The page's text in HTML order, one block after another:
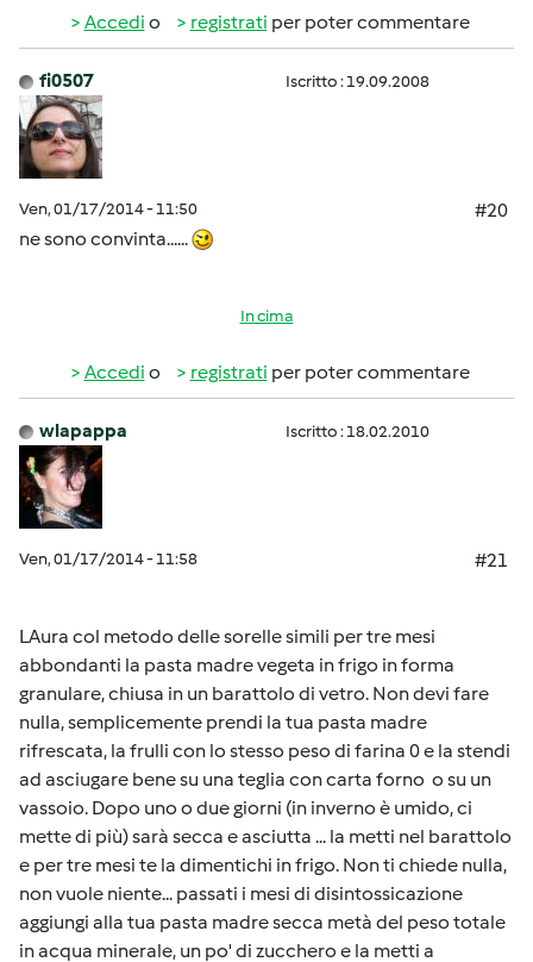
Accedi o registrati per poter commentare
fi0507 Iscritto : 19.09.2008
Ven, 01/17/2014 - 11:50
#20
ne sono convinta......
In cima
Accedi o registrati per poter commentare
wlapappa Iscritto : 18.02.2010
Ven, 01/17/2014 - 11:58 #21
LAura col metodo delle sorelle simili per tre mesi
abbondanti la pasta madre vegeta in frigo in forma
granulare, chiusa in un barattolo di vetro. Non devi fare
nulla, semplicemente prendi la tua pasta madre
rifrescata, la frulli con lo stesso peso di farina 0 e la stendi
ad asciugare bene su una teglia con carta forno o su un
vassoio. Dopo uno o due giorni (in inverno è umido, ci
mette di più) sarà secca e asciutta ... la metti nel barattolo
e per tre mesi te la dimentichi in frigo. Non ti chiede nulla,
non vuole niente... passati i mesi di disintossicazione
aggiungi alla tua pasta madre secca metà del peso totale
in acqua minerale, un po' di zucchero e la metti a